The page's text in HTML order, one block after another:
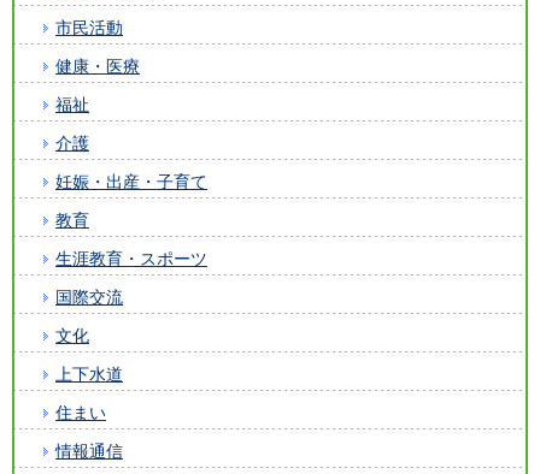
市民活動
健康・医療
福祉
介護
妊娠・出産・子育て
教育
生涯教育・スポーツ
国際交流
文化
上下水道
住まい
情報通信